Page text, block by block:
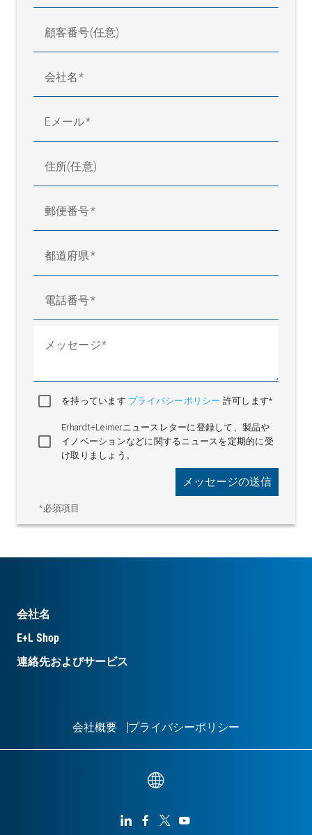
顧客番号(任意)
会社名
Eメール
住所(任意)
郵便番号
都道府県
電話番号
メッセージ
を持っています プライバシーポリシー 許可します*
Erhardt+Leimerニュースレターに登録して、製品や
イノベーションなどに関するニュースを定期的に受
け取りましょう。
*必須項目
メッセージの送信
会社名
E+L Shop
連絡先およびサービス
会社概要 プライバシーポリシー
   